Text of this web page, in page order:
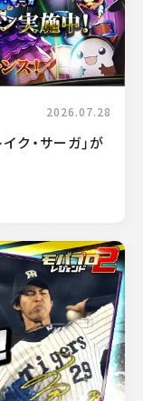
2026.07.28
ク・サーガ」が